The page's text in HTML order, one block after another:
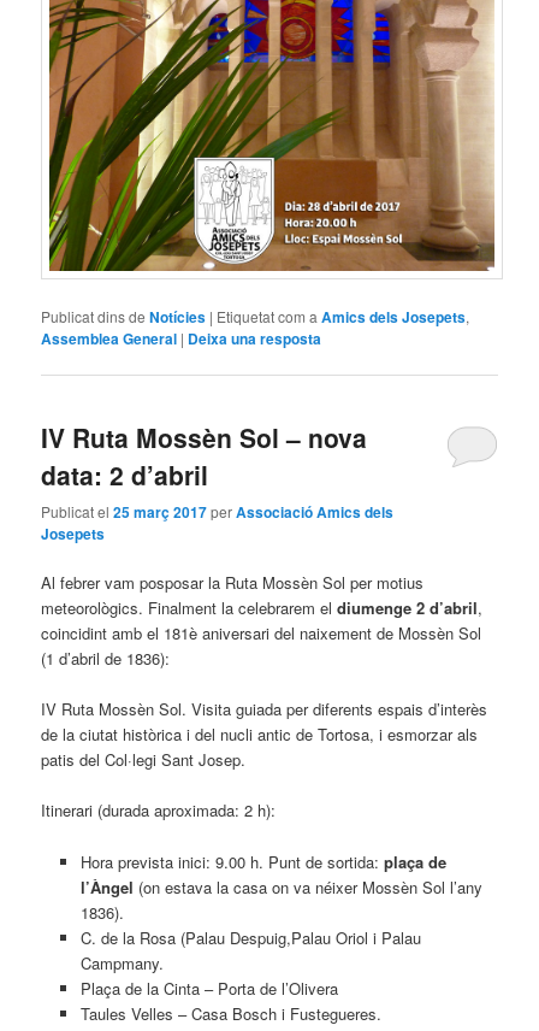
Publicat dins de Notícies | Etiquetat com a Amics dels Josepets,
Assemblea General | Deixa una resposta
IV Ruta Mossèn Sol – nova
data: 2 d’abril
Publicat el25 març 2017perAssociació Amics dels
Josepets
Al febrer vam posposar la Ruta Mossèn Sol per motius
meteorològics. Finalment la celebrarem eldiumenge 2 d’abril,
coincidint amb el 181è aniversari del naixement de Mossèn Sol
(1 d’abril de 1836):
IV Ruta Mossèn Sol. Visita guiada per diferents espais d’interès
de la ciutat històrica i del nucli antic de Tortosa, i esmorzar als
patis del Col·legi Sant Josep.
Itinerari (durada aproximada: 2 h):
Hora prevista inici: 9.00 h. Punt de sortida: plaça de
l’Àngel (on estava la casa on va néixer Mossèn Sol l’any
1836).
C. de la Rosa (Palau Despuig,Palau Oriol i Palau
Campmany.
Plaça de la Cinta – Porta de l’Olivera
Taules Velles – Casa Bosch i Fustegueres.